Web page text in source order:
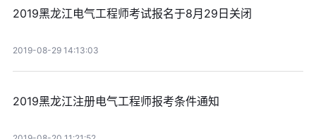
2019黑龙江电气工程师考试报名于8月29日关闭
2019-08-29 14:13:03
2019黑龙江注册电气工程师报考条件通知